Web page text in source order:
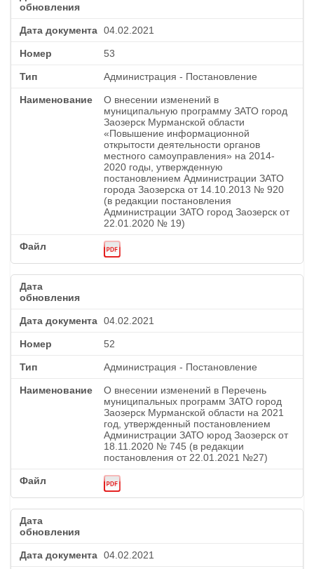
04.02.2021
53
Администрация - Постановление
О внесении изменений в
муниципальную программу ЗАТО город
Заозерск Мурманской области
«Повышение информационной
открытости деятельности органов
местного самоуправления» на 2014-
2020 годы, утвержденную
постановлением Администрации ЗАТО
города Заозерска от 14.10.2013 № 920
(в редакции постановления
Администрации ЗАТО город Заозерск от
22.01.2020 № 19)
04.02.2021
52
Администрация - Постановление
О внесении изменений в Перечень
муниципальных программ ЗАТО город
Заозерск Мурманской области на 2021
год, утвержденный постановлением
Администрации ЗАТО юрод Заозерск от
18.11.2020 № 745 (в редакции
постановления от 22.01.2021 №27)
04.02.2021